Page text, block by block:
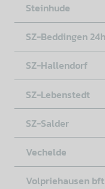
Steinhude
SZ-Beddingen
SZ-Hallendorf
SZ-Lebenstedt
SZ-Salder
Vechelde
Volpriehausen bft